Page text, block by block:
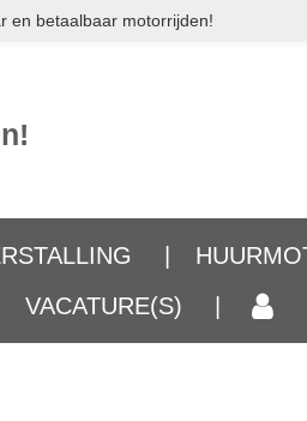
en betaalbaar motorrijden!
VACATURE(S)